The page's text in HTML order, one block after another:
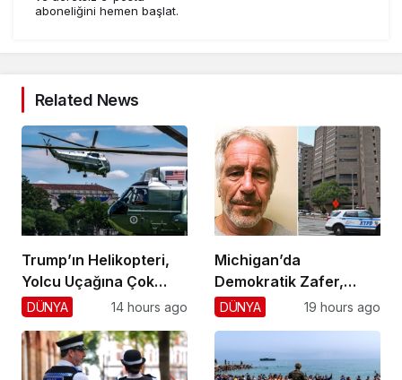
aboneliğini hemen başlat.
Related News
Trump’ın Helikopteri,
Yolcu Uçağına Çok
Yaklaştı!
DÜNYA 14 hours ago
Michigan’da
Demokratik Zafer,
Cumhuriyetçilere
DÜNYA 19 hours ago